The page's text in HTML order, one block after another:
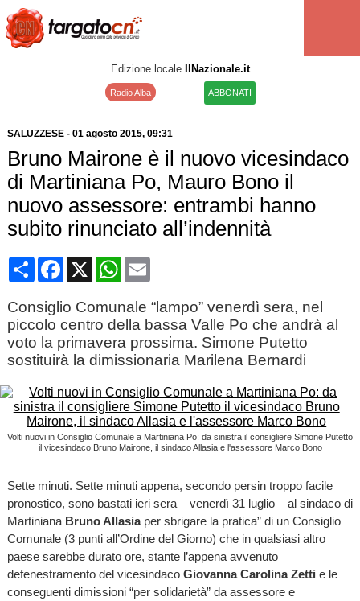
Edizione locale IlNazionale.it
Radio Alba ABBONATI
SALUZZESE- 01 agosto 2015, 09:31
Bruno Mairone è il nuovo vicesindaco
di Martiniana Po, Mauro Bono il
nuovo assessore: entrambi hanno
subito rinunciato all’indennità
CondividiFacebook
X WhatsApp
Email
Consiglio Comunale “lampo” venerdì sera, nel
piccolo centro della bassa Valle Po che andrà al
voto la primavera prossima. Simone Putetto
sostituirà la dimissionaria Marilena Bernardi
Volti nuovi in Consiglio Comunale a Martiniana Po: da sinistra il consigliere Simone Putetto
il vicesindaco Bruno Mairone, il sindaco Allasia e l'assessore Marco Bono
Sette minuti. Sette minuti appena, secondo persin troppo facile
pronostico, sono bastati ieri sera – venerdì 31 luglio – al sindaco di
Martiniana Bruno Allasiaper sbrigare la pratica” di un Consiglio
Comunale (3 punti all’Ordine del Giorno) che in qualsiasi altro
paese sarebbe durato ore, stante l’appena avvenuto
defenestramento del vicesindaco Giovanna Carolina Zetti e le
conseguenti dimissioni “per solidarietà” da assessore e